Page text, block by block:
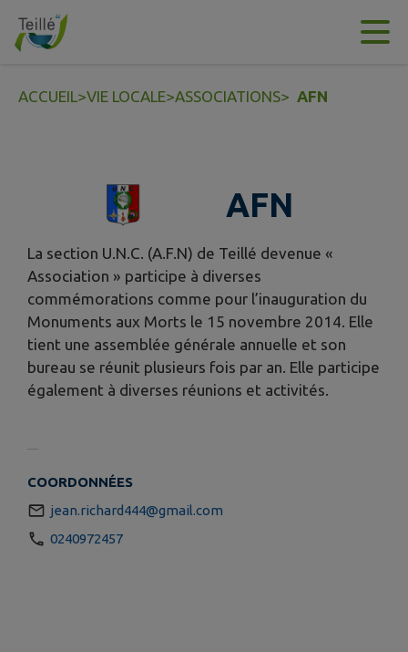
Contenu
ACCUEIL>VIE LOCALE>ASSOCIATIONS> AFN
AFN
La section U.N.C. (A.F.N) de Teillé devenue «
Association » participe à diverses
commémorations comme pour l’inauguration du
Monuments aux Morts le 15 novembre 2014. Elle
tient une assemblée générale annuelle et son
bureau se réunit plusieurs fois par an. Elle participe
également à diverses réunions et activités.
COORDONNÉES
jean.richard444@gmail.com
0240972457